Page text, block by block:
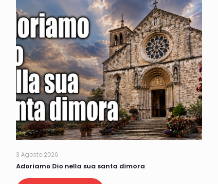
3 Agosto 2026
Adoriamo Dio nella sua santa dimora